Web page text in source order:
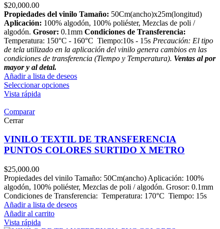
$20,000.00
Propiedades del vinilo Tamaño: 50Cm(ancho)x25m(longitud)
Aplicación: 100% algodón, 100% poliéster, Mezclas de poli /
algodón. Grosor: 0.1mm Condiciones de Transferencia:
Temperatura: 150°C - 160°C Tiempo:10s - 15s Precaución: El tipo
de tela utilizado en la aplicación del vinilo genera cambios en las
condiciones de transferencia (Tiempo y Temperatura). Ventas al por
mayor y al detal.
Añadir a lista de deseos
Seleccionar opciones
Vista rápida
Comparar
Cerrar
VINILO TEXTIL DE TRANSFERENCIA
PUNTOS COLORES SURTIDO X METRO
$25,000.00
Propiedades del vinilo Tamaño: 50Cm(ancho) Aplicación: 100%
algodón, 100% poliéster, Mezclas de poli / algodón. Grosor: 0.1mm
Condiciones de Transferencia: Temperatura: 170°C Tiempo: 15s
Añadir a lista de deseos
Añadir al carrito
Vista rápida